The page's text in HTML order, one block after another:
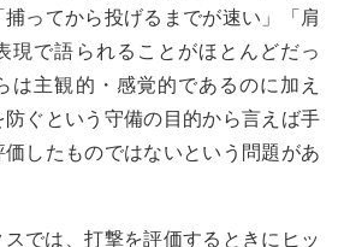
ってから投げるまでが速い」「肩
現で語られることがほとんどだっ
は主観的・感覚的であるのに加え
ぐという守備の目的から言えば手
したものではないという問題があ
では、打撃を評価するときにヒッ